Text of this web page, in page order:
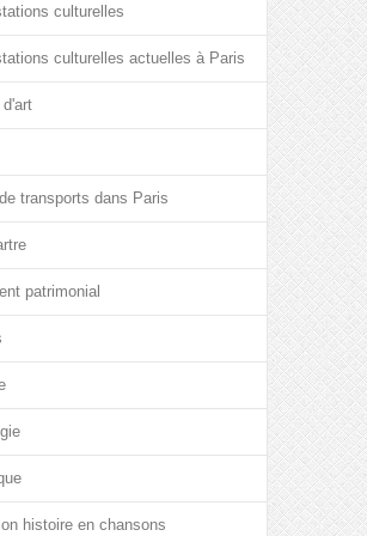
culturelles
culturelles actuelles à Paris
d'art
transports dans Paris
patrimonial
histoire en chansons